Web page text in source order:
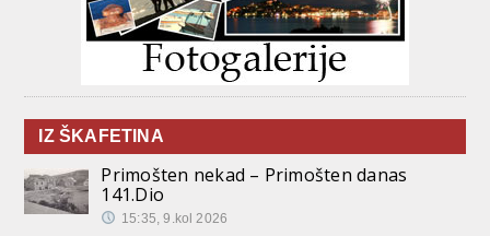
IZ ŠKAFETINA
Primošten nekad – Primošten danas
141.Dio
15:35, 9.kol 2026